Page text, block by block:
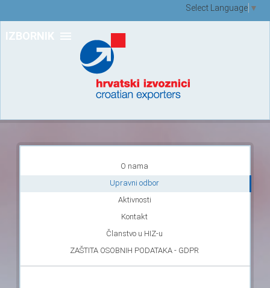
IZBORNIK
Select Language ▼
O nama
Upravni odbor
Aktivnosti
Kontakt
Članstvo u HIZ-u
ZAŠTITA OSOBNIH PODATAKA - GDPR